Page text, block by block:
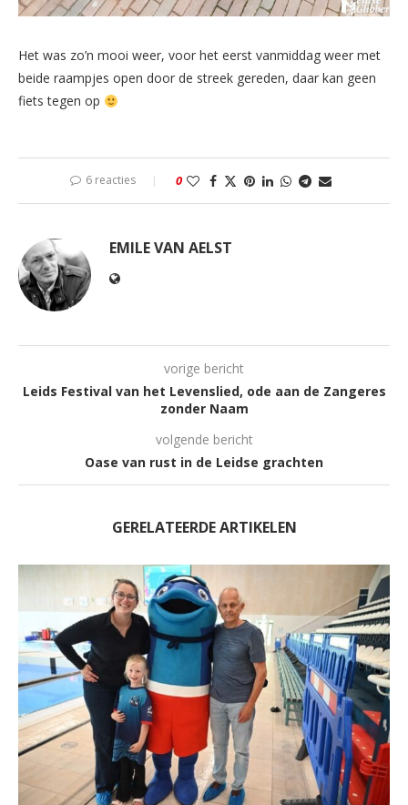
Het was zo’n mooi weer, voor het eerst vanmiddag weer met
beide raampjes open door de streek gereden, daar kan geen
fiets tegen op
6 reacties 0
EMILE VAN AELST
vorige bericht
Leids Festival van het Levenslied, ode aan de Zangeres
zonder Naam
volgende bericht
Oase van rust in de Leidse grachten
GERELATEERDE ARTIKELEN